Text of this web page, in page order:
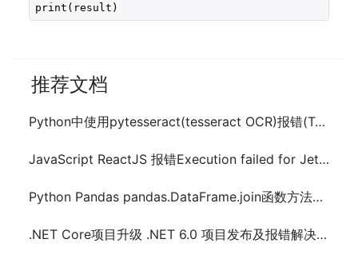
print(result)
推荐文档
Python中使用pytesseract(tesseract OCR)报错(TesseractNotFoundError)解决方法
JavaScript ReactJS 报错Execution failed for JetifyTransform解决方法
Python Pandas pandas.DataFrame.join函数方法的使用
.NET Core项目升级 .NET 6.0 项目发布及报错解决方法